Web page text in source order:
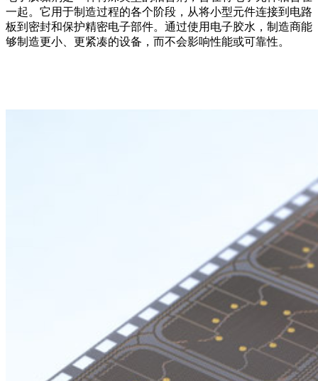
一起。它用于制造过程的各个阶段，从将小型元件连接到电路
板到密封和保护精密电子部件。通过使用电子胶水，制造商能
够制造更小、更紧凑的设备，而不会影响性能或可靠性。